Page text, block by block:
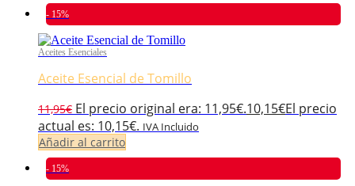
- 15%
Aceites Esenciales
Aceite Esencial de Tomillo
11,95€ El precio original era: 11,95€.10,15€El precio
actual es: 10,15€. IVA Incluido
Añadir al carrito
- 15%